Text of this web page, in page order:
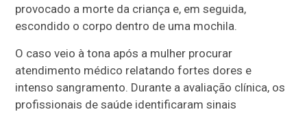
provocado a morte da criança e, em seguida,
escondido o corpo dentro de uma mochila.
O caso veio à tona após a mulher procurar
atendimento médico relatando fortes dores e
intenso sangramento. Durante a avaliação clínica, os
profissionais de saúde identificaram sinais